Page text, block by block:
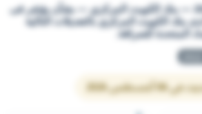
قرار رقم 121 لسنة 2022 — بنك الكويت المركزي — بشأن يؤشر فى
الكويت المركزي بالتعديلات التالية
المتحدة للصرافة.
2026